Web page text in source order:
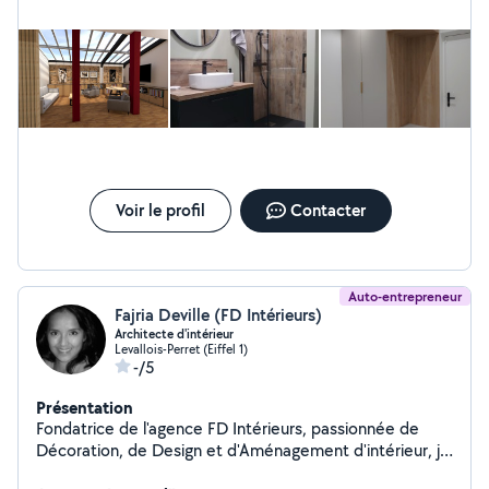
CONTACT en lettre: (zéro six . zéro un . trente-quatre .
zéro cinq . zéro un) hdesign . interieur(@) g/m/a/i/l /./
C/O/M
Voir le profil Contacter
Auto-entrepreneur
Fajria Deville (FD Intérieurs)
Architecte d'intérieur
Levallois-Perret (Eiffel 1)
-/5
Présentation
Fondatrice de l'agence FD Intérieurs, passionnée de
Décoration, de Design et d'Aménagement d'intérieur, je